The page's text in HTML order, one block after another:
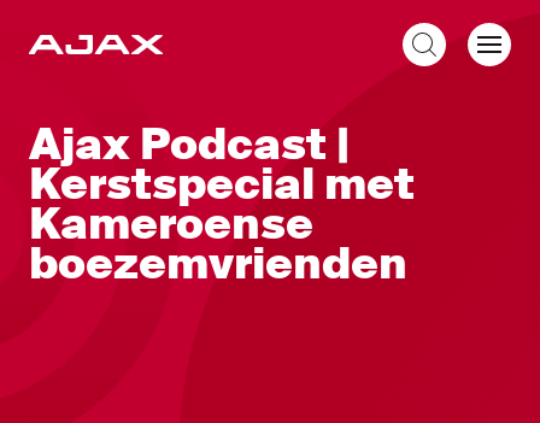
Ajax Podcast |
Kerstspecial met
Kameroense
boezemvrienden